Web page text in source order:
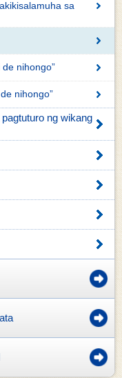
sa
nihongo”
nihongo”
ng wikang